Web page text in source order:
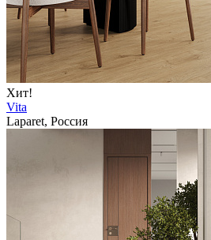
Хит!
Vita
Laparet, Россия